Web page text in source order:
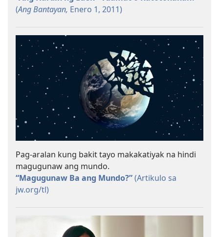
(Ang Bantayan, Enero 1, 2011)
Pag-aralan kung bakit tayo makakatiyak na hindi
magugunaw ang mundo.
“Magugunaw Ba ang Mundo?”(Artikulo sa
jw.org/tl)